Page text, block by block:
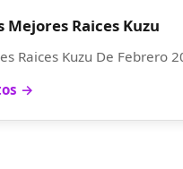
Mejores Raices Kuzu
Raices Kuzu De Febrero
→